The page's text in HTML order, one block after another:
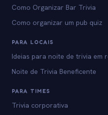
Como Organizar Bar Trivia
Como organizar um pub quiz
PARA LOCAIS
Ideias para noite de trivia em
Noite de Trivia Beneficente
PARA TIMES
Trivia corporativa